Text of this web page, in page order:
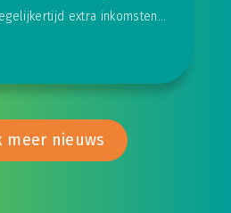
extra inkomsten
meer nieuws